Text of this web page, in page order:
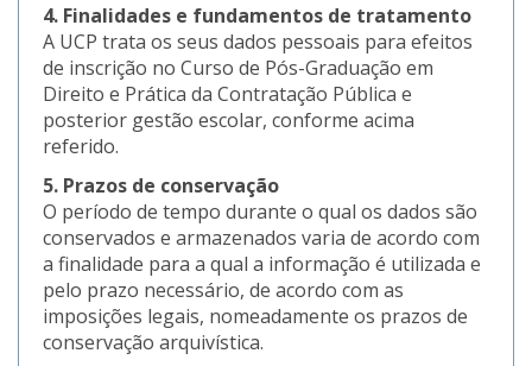
4. Finalidades e fundamentos de tratamento
A UCP trata os seus dados pessoais para efeitos
de inscrição no Curso de Pós-Graduação em
Direito e Prática da Contratação Pública e
posterior gestão escolar, conforme acima
referido.
5. Prazos de conservação
O período de tempo durante o qual os dados são
conservados e armazenados varia de acordo com
a finalidade para a qual a informação é utilizada e
pelo prazo necessário, de acordo com as
imposições legais, nomeadamente os prazos de
conservação arquivística.